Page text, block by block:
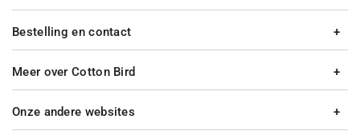
Bestelling en contact
Meer over Cotton Bird
Onze andere websites